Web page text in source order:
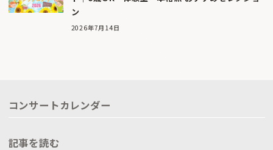
ン
2026年7月14日
コンサートカレンダー
記事を読む